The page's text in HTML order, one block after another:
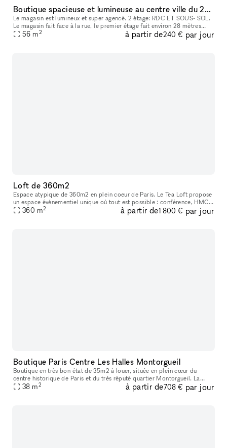
Boutique spacieuse et lumineuse au centre ville du 2e arrondissement
Le magasin est lumineux et super agencé. 2 étage: RDC ET SOUS- SOL.
Le magasin fait face à la rue, le premier étage fait environ 28 mètres
carré.Idéalement situé dans le 2ème arrondissement, le pop-u
56 m2 à partir de240 € par jour
Loft de 360m2
Espace atypique de 360m2 en plein coeur de Paris. Le Tea Loft propose
un espace événementiel unique où tout est possible : conférence, HMC,
showroom, séminaire, lieu d'exposition ...
360 m2 à partir de1 800 € par jour
Boutique Paris Centre Les Halles Montorgueil
Boutique en très bon état de 35m2 à louer, située en plein cœur du
centre historique de Paris et du très réputé quartier Montorgueil. La
surface commerciale de 21m2 est complétée d'une cave de 14m2 r
38 m2 à partir de708 € par jour